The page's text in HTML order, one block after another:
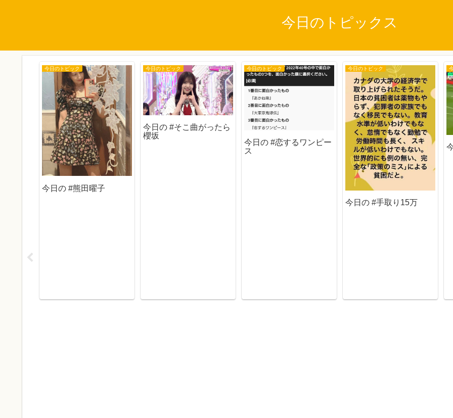
今日のトピックス
今日のトピック
今日の #熊田曜子
今日のトピック
今日の #そこ曲がったら
櫻坂
今日のトピック
今日の #恋するワンピー
ス
今日のトピック
今日の #手取り15万